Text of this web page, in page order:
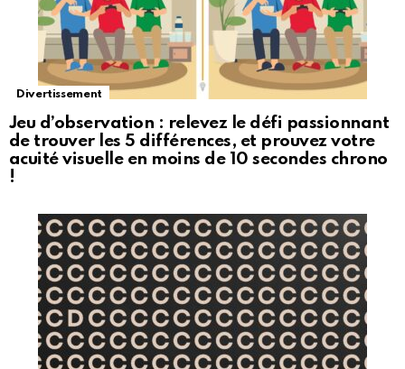
Divertissement
Jeu d’observation : relevez le défi passionnant
de trouver les 5 différences, et prouvez votre
acuité visuelle en moins de 10 secondes chrono
!